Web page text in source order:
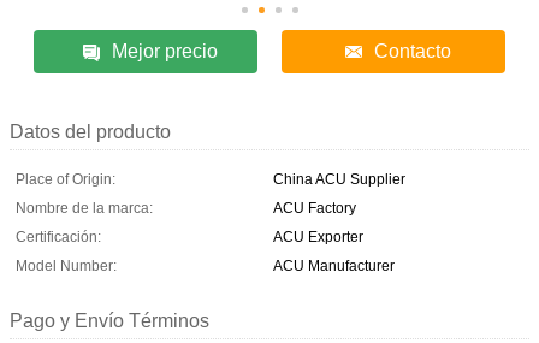
Mejor precio Contacto
Datos del producto
Place of Origin:
China ACU Supplier
Nombre de la marca:
ACU Factory
Certificación:
ACU Exporter
Model Number:
ACU Manufacturer
Pago y Envío Términos